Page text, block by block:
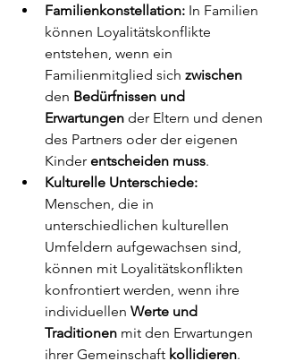
Familienkonstellation: In Familien
können Loyalitätskonflikte
entstehen, wenn ein
Familienmitglied sich zwischen
den Bedürfnissen und
Erwartungen der Eltern und denen
des Partners oder der eigenen
Kinder entscheiden muss.
Kulturelle Unterschiede:
Menschen, die in
unterschiedlichen kulturellen
Umfeldern aufgewachsen sind,
können mit Loyalitätskonflikten
konfrontiert werden, wenn ihre
individuellen Werte und
Traditionen mit den Erwartungen
ihrer Gemeinschaft kollidieren.